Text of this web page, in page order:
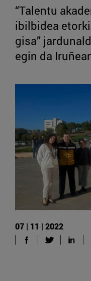
“Talentu
ibilbidea
gisa”
egin da
07 | 11 | 2022